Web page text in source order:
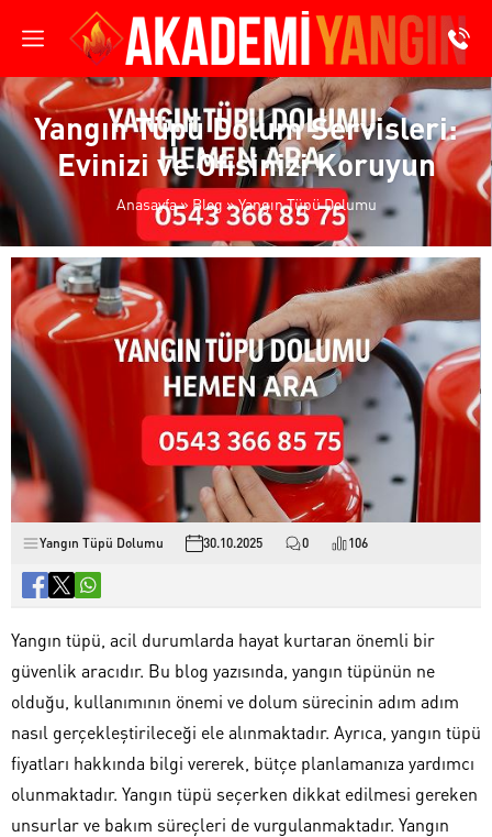
Yangın Tüpü Dolum Servisleri:
Evinizi ve Ofisinizi Koruyun
Anasayfa»Blog»Yangın Tüpü Dolumu
Yangın Tüpü Dolumu 30.10.2025 0 106
Yangın tüpü, acil durumlarda hayat kurtaran önemli bir
güvenlik aracıdır. Bu blog yazısında, yangın tüpünün ne
olduğu, kullanımının önemi ve dolum sürecinin adım adım
nasıl gerçekleştirileceği ele alınmaktadır. Ayrıca, yangın tüpü
fiyatları hakkında bilgi vererek, bütçe planlamanıza yardımcı
olunmaktadır. Yangın tüpü seçerken dikkat edilmesi gereken
unsurlar ve bakım süreçleri de vurgulanmaktadır. Yangın